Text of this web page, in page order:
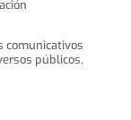
comunicativos
públicos,